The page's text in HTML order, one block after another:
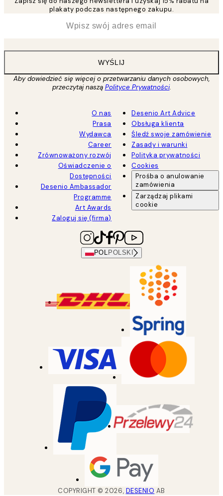
plakaty podczas następnego zakupu.
WYŚLIJ
Aby dowiedzieć się więcej o przetwarzaniu danych osobowych,
przeczytaj naszą Polityce Prywatności.
O nas
Prasa
Wydawca
Career
Zrównoważony rozwój
Oświadczenie o
Dostępności
Desenio Ambassador
Programme
Art Awards
Zaloguj się (firma)
Desenio Art Advice
Obsługa klienta
Śledź swoje zamówienie
Zasady i warunki
Polityka prywatności
Cookies
Prośba o anulowanie
zamówienia
Zarządzaj plikami
cookie
POL POLSKI
COPYRIGHT ©2026, DESENIO AB